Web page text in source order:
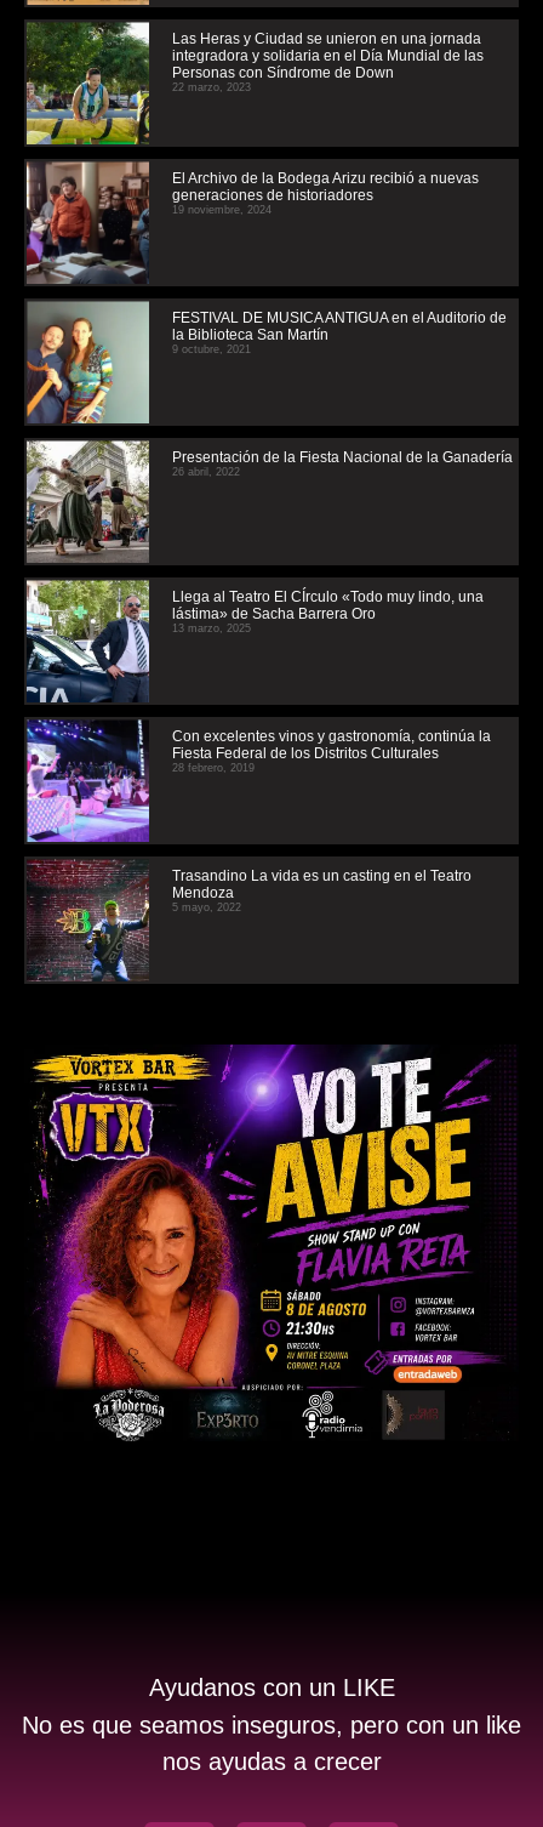
Las Heras y Ciudad se unieron en una jornada
integradora y solidaria en el Día Mundial de las
Personas con Síndrome de Down
22 marzo, 2023
El Archivo de la Bodega Arizu recibió a nuevas
generaciones de historiadores
19 noviembre, 2024
FESTIVAL DE MUSICA ANTIGUA en el Auditorio de
la Biblioteca San Martín
9 octubre, 2021
Presentación de la Fiesta Nacional de la Ganadería
26 abril, 2022
Llega al Teatro El CÍrculo «Todo muy lindo, una
lástima» de Sacha Barrera Oro
13 marzo, 2025
Con excelentes vinos y gastronomía, continúa la
Fiesta Federal de los Distritos Culturales
28 febrero, 2019
Trasandino La vida es un casting en el Teatro
Mendoza
5 mayo, 2022
Ayudanos con un LIKE
No es que seamos inseguros, pero con un like
nos ayudas a crecer